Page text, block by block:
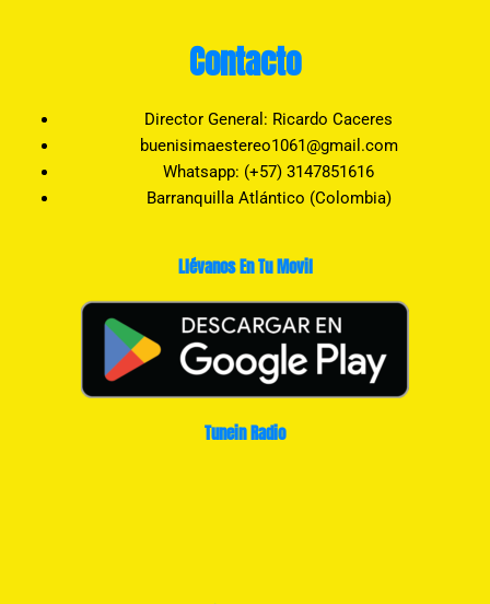
Contacto
Director General: Ricardo Caceres
buenisimaestereo1061@gmail.com
Whatsapp: (+57) 3147851616
Barranquilla Atlántico (Colombia)
Llévanos En Tu Movil
Tunein Radio